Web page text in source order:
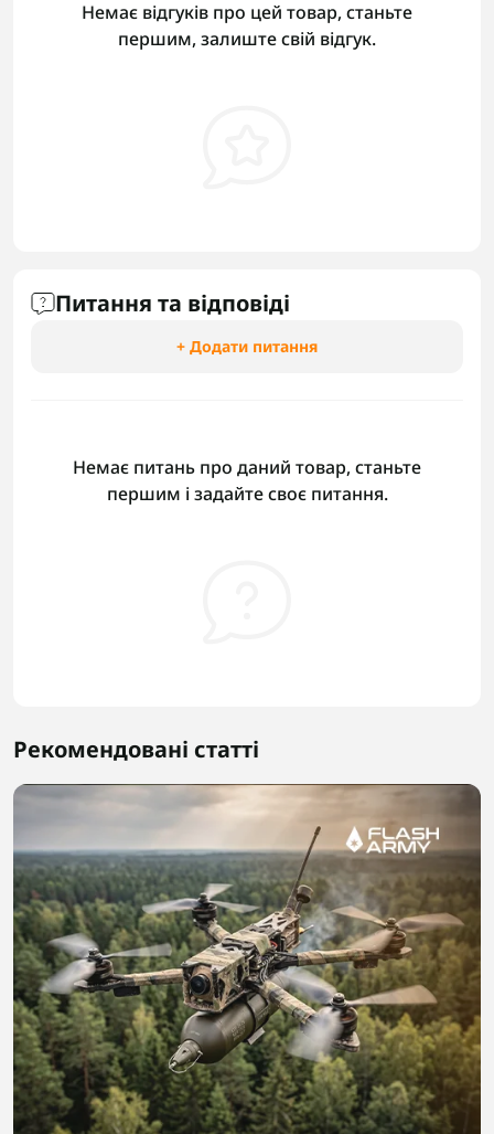
Немає відгуків про цей товар, станьте
першим, залиште свій відгук.
Питання та відповіді
+ Додати питання
Немає питань про даний товар, станьте
першим і задайте своє питання.
Рекомендовані статті